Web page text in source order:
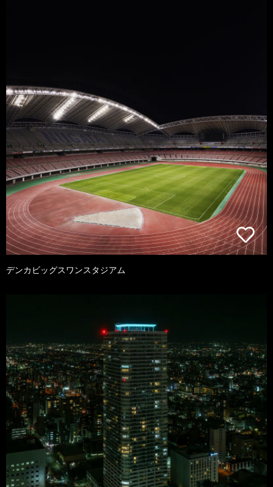
デンカビッグスワンスタジアム